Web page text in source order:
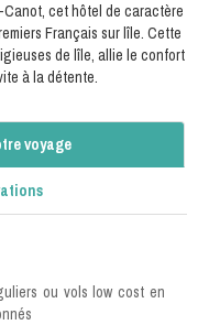
cet hôtel de caractère
Français sur lîle. Cette
de lîle, allie le confort
à la détente.
voyage
ou vols low cost en